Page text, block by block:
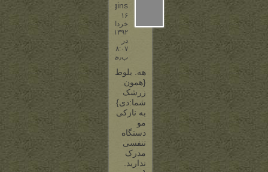
baggins
۱۶
خرداد
۱۳۹۲
در
۸:۰۷
ب٫ظ
هه. بلوط
{همون
زرشک
شما:دی}.
به نازکی
مو
دستگاه
تنفسی
مدرک
ندارید.